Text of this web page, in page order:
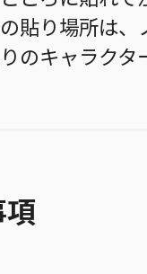
貼り場所は
のキャラク